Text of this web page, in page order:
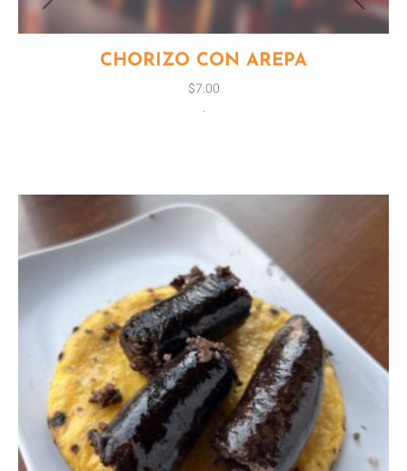
CHORIZO CON AREPA
$7.00
.